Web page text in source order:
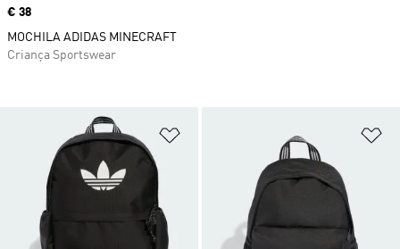
Price
€ 38
MOCHILA ADIDAS MINECRAFT
Criança Sportswear